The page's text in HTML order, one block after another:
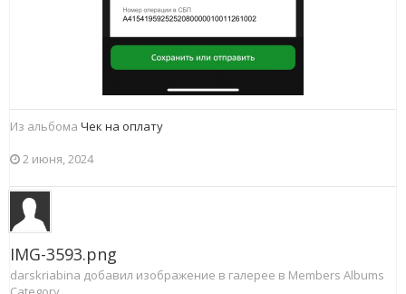
Из альбома Чек на оплату
2 июня, 2024
IMG-3593.png
darskriabina добавил изображение в галерее в Members Albums